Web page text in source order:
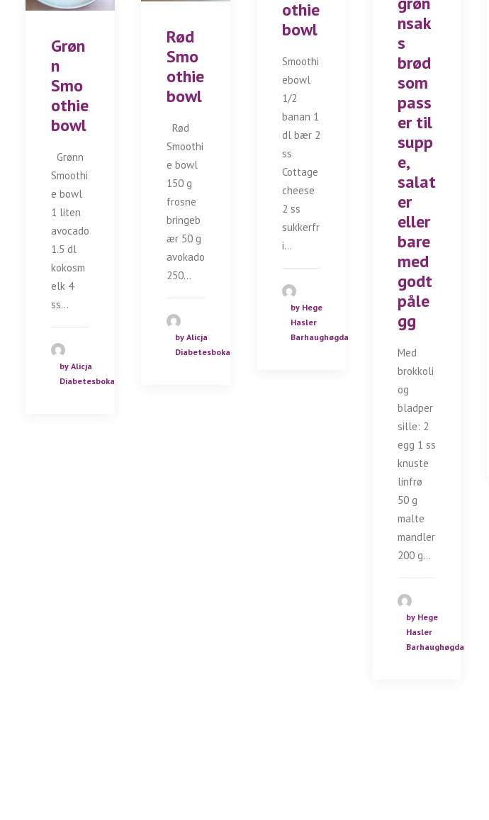
Grøn
n
Smo
othie
bowl
Grønn
Smoothi
e bowl
1 liten
avocado
1.5 dl
kokosm
elk 4
ss…
by Alicja
Diabetesboka
Rød
Smo
othie
bowl
Rød
Smoothi
e bowl
150 g
frosne
bringeb
ær 50 g
avokado
250…
by Alicja
Diabetesboka
othie
bowl
Smoothi
ebowl
1/2
banan 1
dl bær 2
ss
Cottage
cheese
2 ss
sukkerfr
i…
by Hege
Hasler
Barhaughøgda
nsak
s
brød
som
pass
er til
supp
e,
salat
er
eller
bare
med
godt
påle
gg
Med
brokkoli
og
bladper
sille: 2
egg 1 ss
knuste
linfrø
50 g
malte
mandler
200 g…
by Hege
Hasler
Barhaughøgda